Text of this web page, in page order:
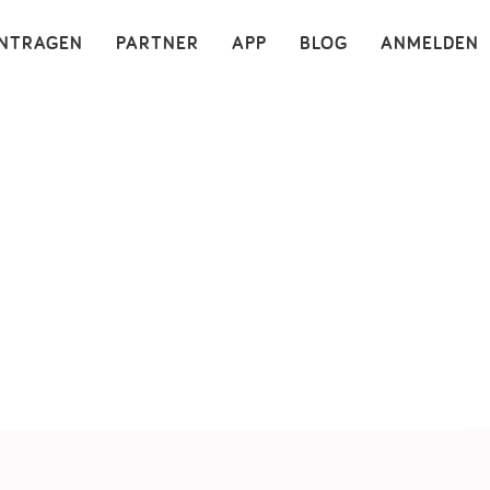
ANMELDEN
BLOG
APP
PARTNER ×